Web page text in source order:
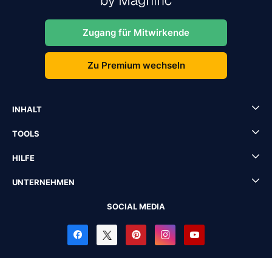
Zugang für Mitwirkende
Zu Premium wechseln
INHALT
TOOLS
HILFE
UNTERNEHMEN
SOCIAL MEDIA